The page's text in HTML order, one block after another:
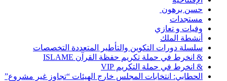
حسن برهون
مستجدات
وفيات و تعازي
أنشطة الملك
سلسلة دورات التكوين والتأطير المتعددة التخصصات
& انخرط في حملة تكريم حفظة القرآن ISLAME
& انخرط في حملة التكريم VIP
الحطابي: انتخابات المجلس خارج الهيئات “تجاوز غير مشروع”